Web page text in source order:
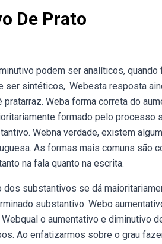
De Prato
podem ser analíticos,
ser sintéticos,. Webesta resposta
Weba forma correta do
formado pelo processo
Webna verdade, existem
As formas mais comuns são
na fala quanto na escrita.
dos substantivos se dá
substantivo. Webo
o aumentativo e diminutivo
Ao enfatizarmos sobre o grau